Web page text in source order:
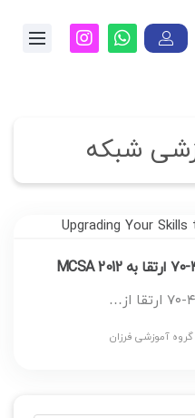
گروه آموزشی فرزان